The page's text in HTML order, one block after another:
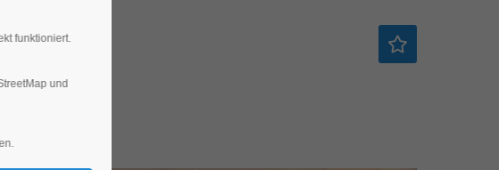
funktioniert.
und